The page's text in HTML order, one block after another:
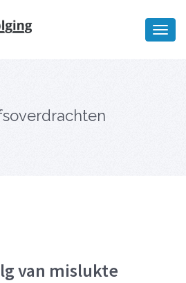
van mislukte
Ik wil meer informatie